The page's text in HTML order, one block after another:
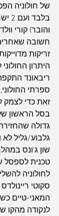
והובר) קורי
זריקות
ריבאונד
בסל הראשון
גדולה
שון ג'ונס
טכנית לספסל
סקוטי
המאני-טיים
לנקודה מהקו